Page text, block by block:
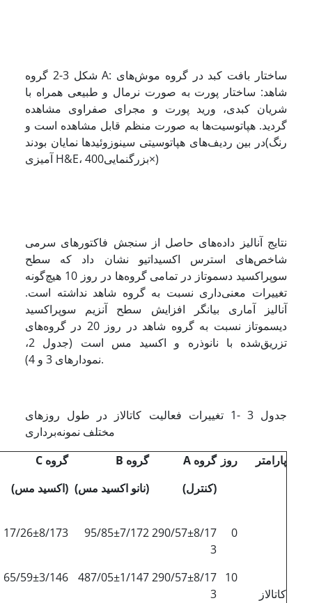
شکل 3-2 گروه A: ساختار بافت کبد در گروه موش‌های
شاهد: ساختار پورت به صورت نرمال و طبیعی همراه با
شریان کبدی، ورید پورت و مجرای صفراوی مشاهده
گردید. هپاتوسیت‌ها به صورت منظم قابل مشاهده است و
در بین ردیف‌های هپاتوسیتی سینوزوئیدها نمایان بودند(رنگ
آمیزی H&E، بزرگنمایی400×)
نتایج آنالیز داده‌های حاصل از سنجش فاکتورهای سرمی
شاخص‌های استرس اکسیداتیو نشان داد که سطح
سوپراکسید دسموتاز در تمامی گروه‌ها در روز 10 هیچ‌گونه
تغییرات معنی‌داری نسبت به گروه شاهد نداشته است.
آنالیز آماری بیانگر افزایش سطح آنزیم سوپراکسید
دیسموتاز نسبت به گروه شاهد در روز 20 در گروه‌های
تزریق‌شده با نانوذره و اکسید مس است (جدول 2،
نمودارهای 3 و 4).
جدول 3 -1 تغییرات فعالیت کاتالاز در طول روزهای
مختلف نمونه‌برداری
پارامتر
روز گروه A
(کنترل)
گروه B
(نانو‌ اکسید مس)
گروه C
(اکسید مس)
0
290/57±8/17
3
95/85±7/172
17/26±8/173
کاتالاز
10
290/57±8/17
3
487/05±1/147
65/59±3/146